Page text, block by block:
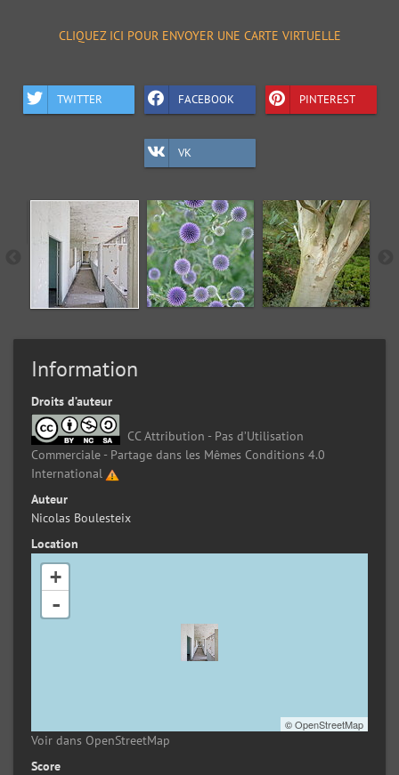
CLIQUEZ ICI POUR ENVOYER UNE CARTE VIRTUELLE
TWITTER FACEBOOK PINTEREST
VK
Information
Droits d’auteur
CC Attribution - Pas d’Utilisation
Commerciale - Partage dans les Mêmes Conditions 4.0
International
Auteur
Nicolas Boulesteix
Location
+
-
©OpenStreetMap
Voir dans OpenStreetMap
Score